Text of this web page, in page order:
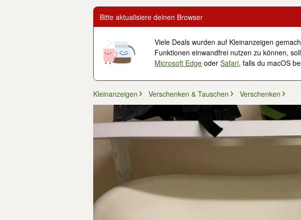
Bitte aktualisiere deinen Browser
Viele Deals wurden auf Kleinanzeigen
Funktionen einwandfrei nutzen zu können,
Microsoft Edge oderSafari, falls du macOS
Kleinanzeigen Verschenken & Tauschen Verschenken